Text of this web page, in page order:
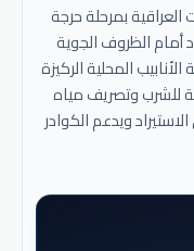
العراقية بمرحلة حرجة
أمام الظروف الجوية
المحلية الركيزة
للشرب وتصريف مياه
ويدعم الكوادر